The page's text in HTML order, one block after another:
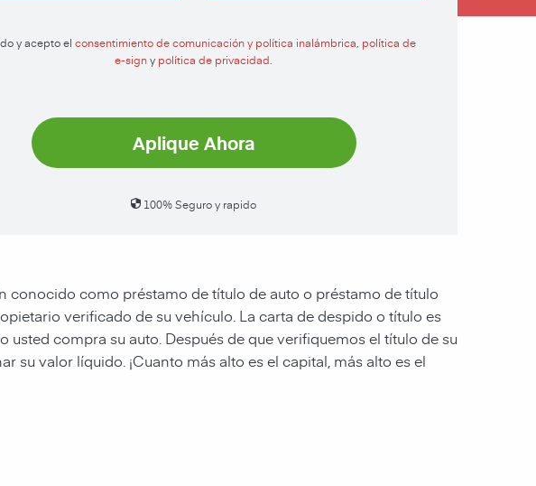
y acepto el consentimiento de comunicación y política inalámbrica, política de
e-signy política de privacidad.
Aplique Ahora
100% Seguro y rapido
conocido como préstamo de título de auto o préstamo de título
verificado de su vehículo. La carta de despido o título es
compra su auto. Después de que verifiquemos el título de su
su valor líquido. ¡Cuanto más alto es el capital, más alto es el